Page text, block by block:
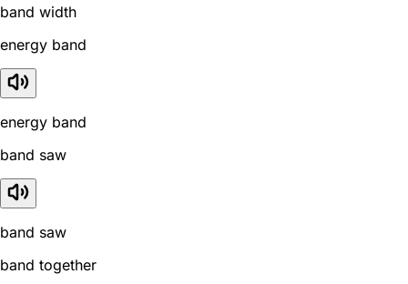
band width
energy band
energy band
band saw
band saw
band together